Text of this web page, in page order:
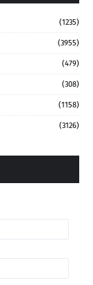
(1235)
(3955)
(479)
(308)
(1158)
(3126)